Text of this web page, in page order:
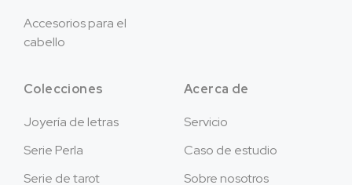
Accesorios para el
cabello
Colecciones
Joyería de letras
Serie Perla
Serie de tarot
Acerca de
Servicio
Caso de estudio
Sobre nosotros